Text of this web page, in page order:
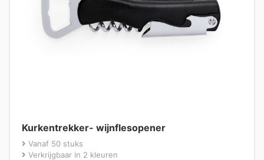
Kurkentrekker- wijnflesopener
Vanaf 50 stuks
Verkrijgbaar in 2 kleuren